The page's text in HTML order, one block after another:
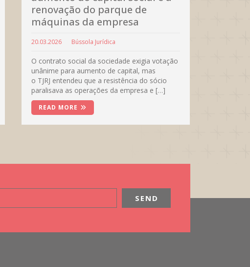
renovação do parque de
máquinas da empresa
20.03.2026 Bússola Jurídica
O contrato social da sociedade exigia votação
unânime para aumento de capital, mas
o TJRJ entendeu que a resistência do sócio
paralisava as operações da empresa e […]
READ MORE